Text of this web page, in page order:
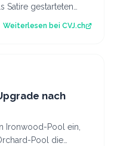
Satire gestarteten
Weiterlesen bei CVJ.ch
nach
Ironwood-Pool ein,
Pool die